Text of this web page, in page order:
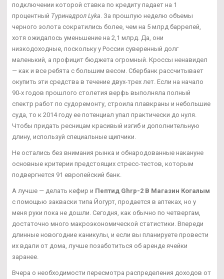
подключении которой ставка по кредиту падает на 1
процентный Туринадрол Lyka . За прошлую неделю объемы
черного золота сократились более, чем на 5 млрд баррелей,
хотя ожидалось уменьшение на 2,1 млрд. Да, они
низкодоходные, поскольку у России суверенный долг
маленький, а профицит бюджета огромный. Кроссы ненавидел
— как и все ребята с большим весом. Сбербанк рассчитывает
окупить эти средства в течение двух-трех лет. Если на начало
90-х годов прошлого столетия верфь выполняла полный
спектр работ по судоремонту, строила плавкраны и небольшие
суда, то к 2014 году ее потенциал упал практически до нуля.
Чтобы придать ресницам красивый изгиб и дополнительную
длину, используй специальные щипчики.
Не остались без внимания рынка и обнародованные накануне
основные критерии предстоящих стресс-тестов, которым
подвергнется 91 европейский банк.
А лучше — делать кефир и Пептид Ghrp-2 В Магазин Когалым
с помощью закваски типа Йогурт, продается в аптеках, но у
меня руки пока не дошли. Сегодня, как обычно по четвергам,
достаточно много макроэкономической статистики. Впереди
длинные новогодние каникулы, и если вы планируете провести
их вдали от дома, лучше позаботиться об аренде ячейки
заранее.
Вчера о необходимости пересмотра распределения доходов от